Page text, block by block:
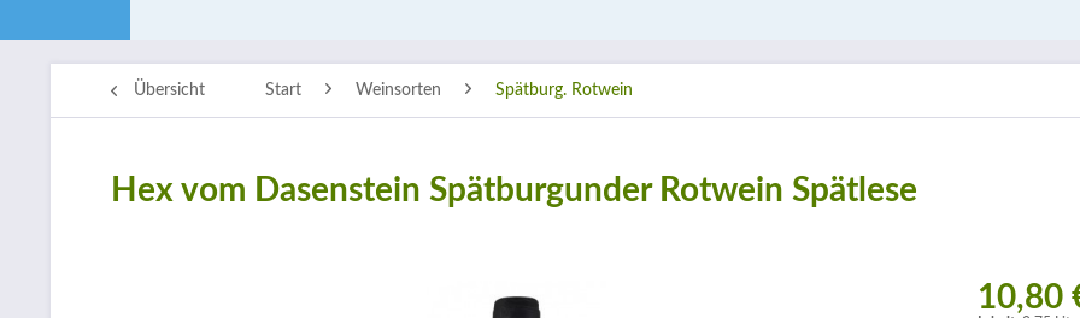
Übersicht Start Weinsorten Spätburg. Rotwein
Hex vom Dasenstein Spätburgunder Rotwein Spätlese
10,80